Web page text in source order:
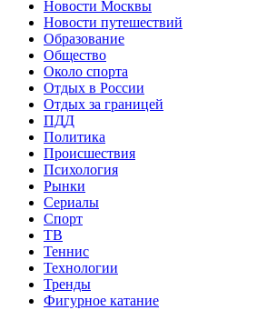
Новости Москвы
Новости путешествий
Образование
Общество
Около спорта
Отдых в России
Отдых за границей
ПДД
Политика
Происшествия
Психология
Рынки
Сериалы
Спорт
ТВ
Теннис
Технологии
Тренды
Фигурное катание